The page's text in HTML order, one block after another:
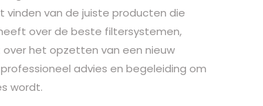
vinden van de juiste producten die
over de beste filtersystemen,
het opzetten van een nieuw
advies en begeleiding om
wordt.